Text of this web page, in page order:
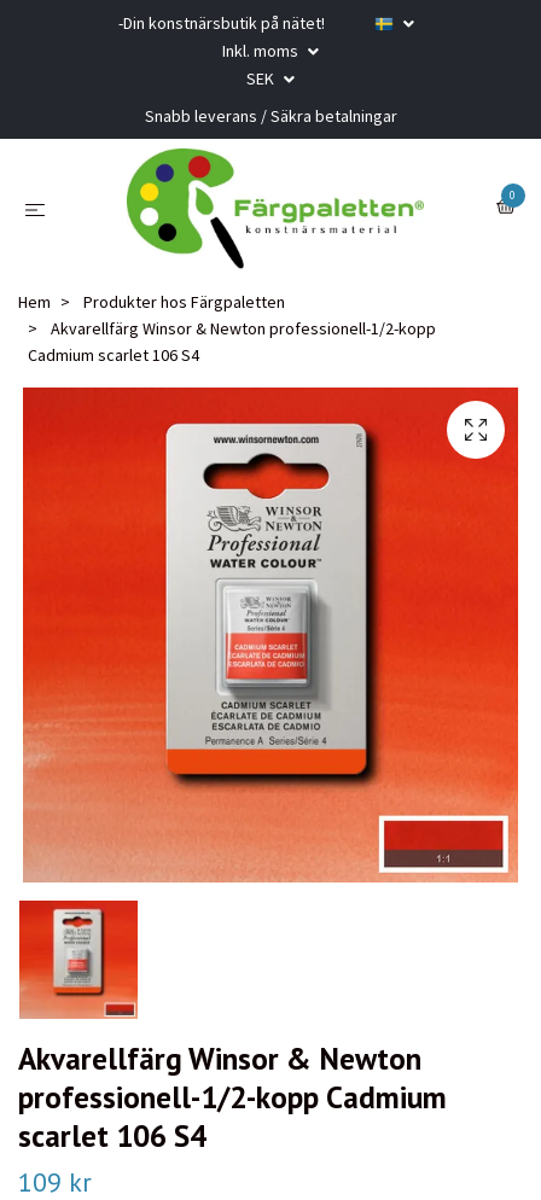
-Din konstnärsbutik på nätet!
Inkl. moms
SEK
Snabb leverans / Säkra betalningar
0
Hem
Produkter hos Färgpaletten
Akvarellfärg Winsor & Newton professionell-1/2-kopp
Cadmium scarlet 106 S4
Akvarellfärg Winsor & Newton
professionell-1/2-kopp Cadmium
scarlet 106 S4
109 kr